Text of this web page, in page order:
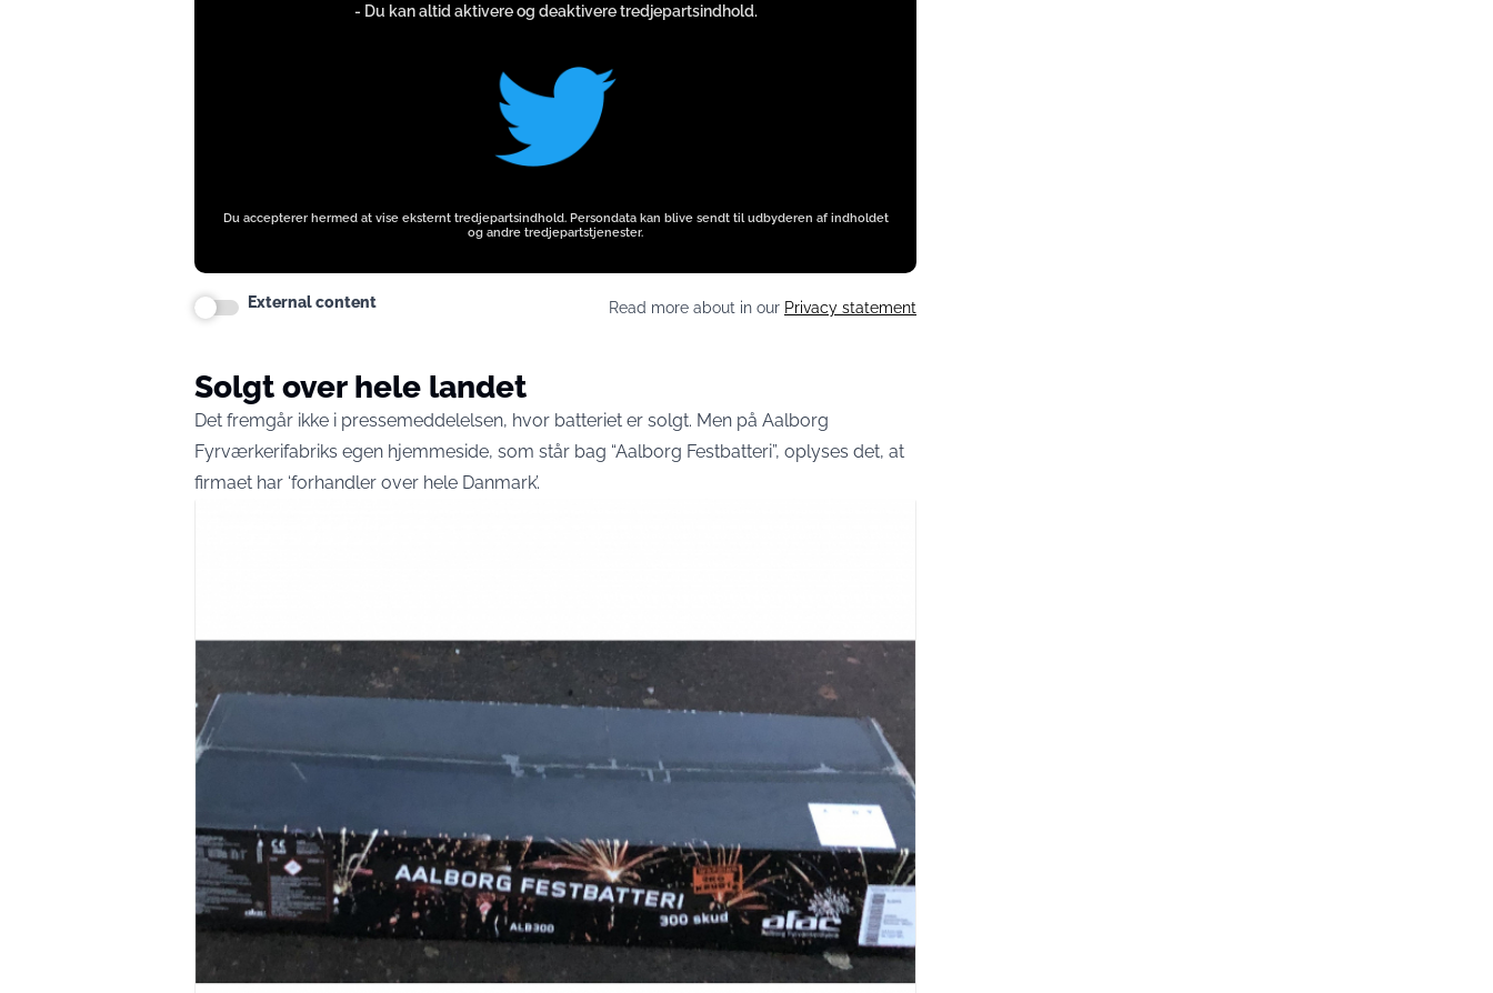
- Du kan altid aktivere og deaktivere tredjepartsindhold.
Du accepterer hermed at vise eksternt tredjepartsindhold. Persondata kan blive sendt til udbyderen af indholdet
og andre tredjepartstjenester.
External content Read more about in our Privacy statement
Solgt over hele landet
Det fremgår ikke i pressemeddelelsen, hvor batteriet er solgt. Men på Aalborg
Fyrværkerifabriks egen hjemmeside, som står bag “Aalborg Festbatteri”, oplyses det, at
firmaet har ‘forhandler over hele Danmark’.